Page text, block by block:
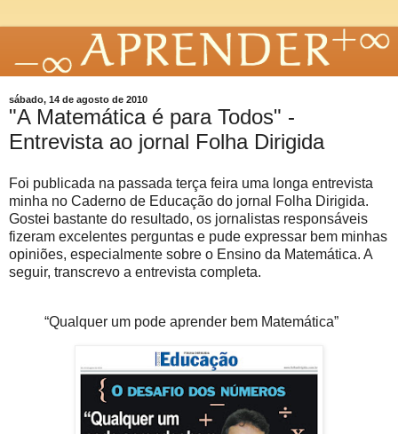
sábado, 14 de agosto de 2010
"A Matemática é para Todos" -
Entrevista ao jornal Folha Dirigida
Foi publicada na passada terça feira uma longa entrevista
minha no Caderno de Educação do jornal Folha Dirigida.
Gostei bastante do resultado, os jornalistas responsáveis
fizeram excelentes perguntas e pude expressar bem minhas
opiniões, especialmente sobre o Ensino da Matemática. A
seguir, transcrevo a entrevista completa.
“Qualquer um pode aprender bem Matemática”